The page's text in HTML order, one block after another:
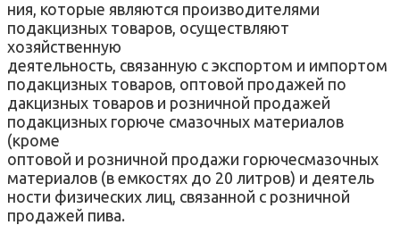
ния, которые являются произво­дителями
подакцизных товаров, осуществляют
хозяйственную
деятельность, связанную с экс­портом и импортом
подакцизных товаров, оптовой продажей по­
дакцизных товаров и розничной продажей
подакцизных горюче­ смазочных материалов
(кроме
оптовой и розничной продажи горюче­смазочных
материалов (в емкостях до 20 литров) и деятель­
ности физических лиц, связанной с розничной
продажей пива.